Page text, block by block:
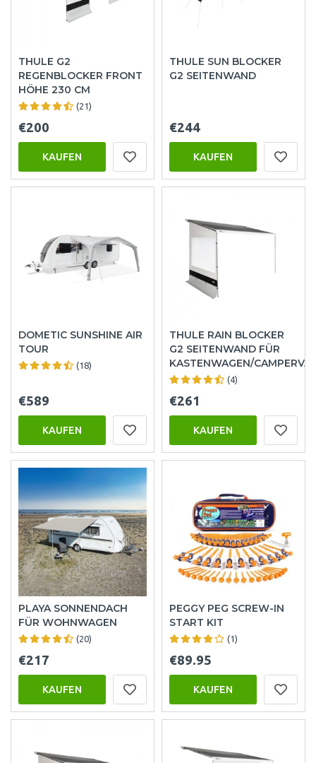
THULE G2
REGENBLOCKER FRONT
HÖHE 230 CM
(21)
€200
KAUFEN
THULE SUN BLOCKER
G2 SEITENWAND
€244
KAUFEN
DOMETIC SUNSHINE AIR
TOUR
(18)
€589
KAUFEN
THULE RAIN BLOCKER
G2 SEITENWAND FÜR
KASTENWAGEN/
(4)
€261
KAUFEN
PLAYA SONNENDACH
FÜR WOHNWAGEN
(20)
€217
KAUFEN
PEGGY PEG SCREW-IN
START KIT
(1)
€89.95
KAUFEN